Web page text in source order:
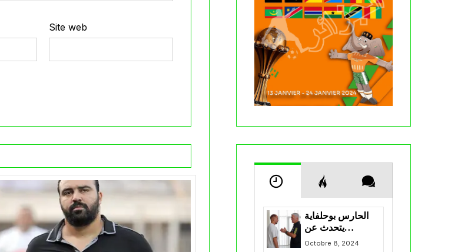
Site web
الحارس بوحلفاية
يتحدث عن
طموحاته مع
Octobre 8, 2024